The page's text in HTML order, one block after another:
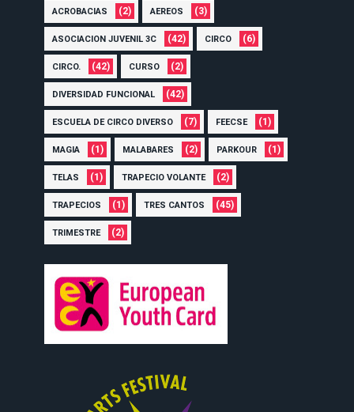
ACROBACIAS (2) AEREOS (3)
ASOCIACION JUVENIL 3C (42) CIRCO (6)
CIRCO. (42) CURSO (2)
DIVERSIDAD FUNCIONAL (42)
ESCUELA DE CIRCO DIVERSO (7) FEECSE (1)
MAGIA (1) MALABARES (2) PARKOUR (1)
TELAS (1) TRAPECIO VOLANTE (2)
TRAPECIOS (1) TRES CANTOS (45)
TRIMESTRE (2)